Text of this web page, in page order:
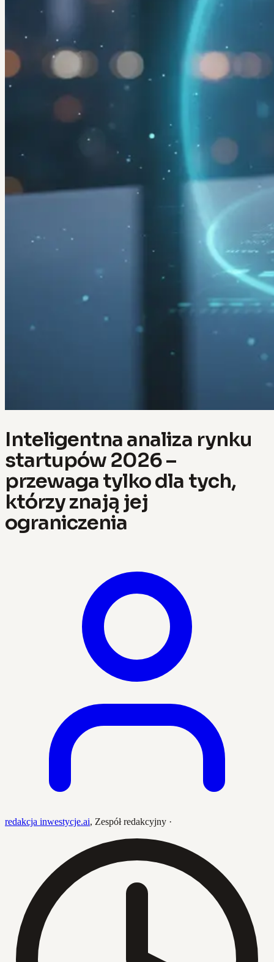
Inteligentna analiza rynku
startupów 2026 –
przewaga tylko dla tych,
którzy znają jej
ograniczenia
redakcja inwestycje.ai, Zespół redakcyjny ·